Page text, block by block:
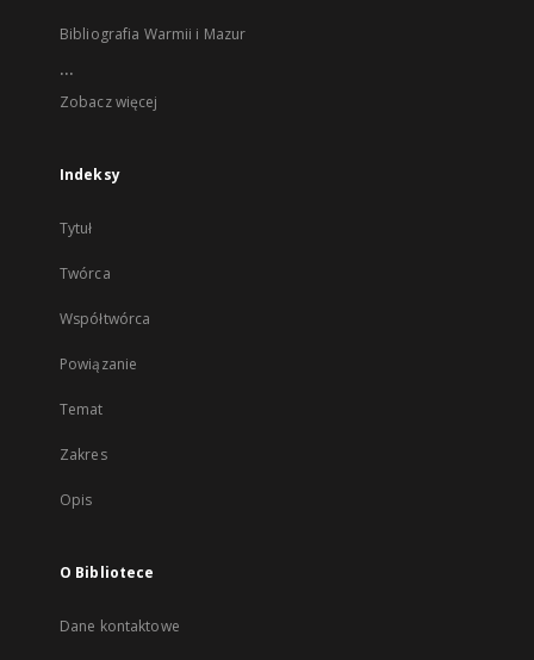
Bibliografia Warmii i Mazur
...
Zobacz więcej
Indeksy
Tytuł
Twórca
Współtwórca
Powiązanie
Temat
Zakres
Opis
O Bibliotece
Dane kontaktowe